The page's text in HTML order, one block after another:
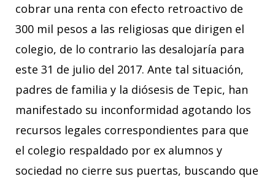
cobrar una renta con efecto retroactivo de
300 mil pesos a las religiosas que dirigen el
colegio, de lo contrario las desalojaría para
este 31 de julio del 2017. Ante tal situación,
padres de familia y la diósesis de Tepic, han
manifestado su inconformidad agotando los
recursos legales correspondientes para que
el colegio respaldado por ex alumnos y
sociedad no cierre sus puertas, buscando que